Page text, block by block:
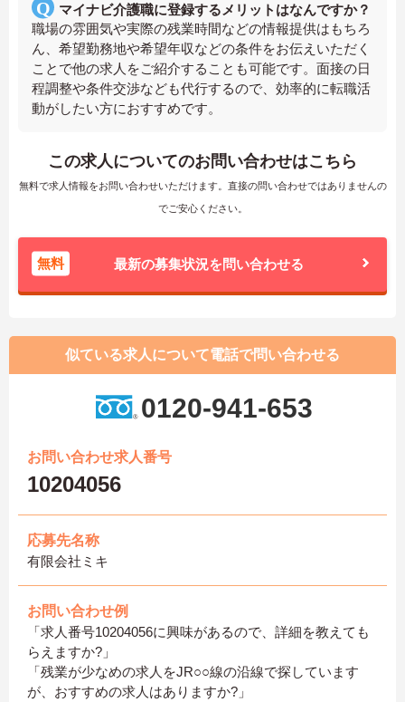
マイナビ介護職に登録するメリットはなんですか？
職場の雰囲気や実際の残業時間などの情報提供はもちろ
ん、希望勤務地や希望年収などの条件をお伝えいただく
ことで他の求人をご紹介することも可能です。面接の日
程調整や条件交渉なども代行するので、効率的に転職活
動がしたい方におすすめです。
この求人についてのお問い合わせはこちら
無料で求人情報をお問い合わせいただけます。直接の問い合わせではありませんの
でご安心ください。
無料 最新の募集状況を問い合わせる
似ている求人について電話で問い合わせる
0120-941-653
お問い合わせ求人番号
10204056
応募先名称
有限会社ミキ
お問い合わせ例
「求人番号10204056に興味があるので、詳細を教えても
らえますか?」
「残業が少なめの求人をJR○○線の沿線で探しています
が、おすすめの求人はありますか?」